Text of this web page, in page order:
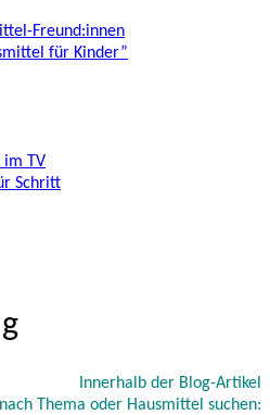
Freund:innen
für Kinder”
im TV
Schritt
Innerhalb der Blog-Artikel
nach Thema oder Hausmittel suchen: